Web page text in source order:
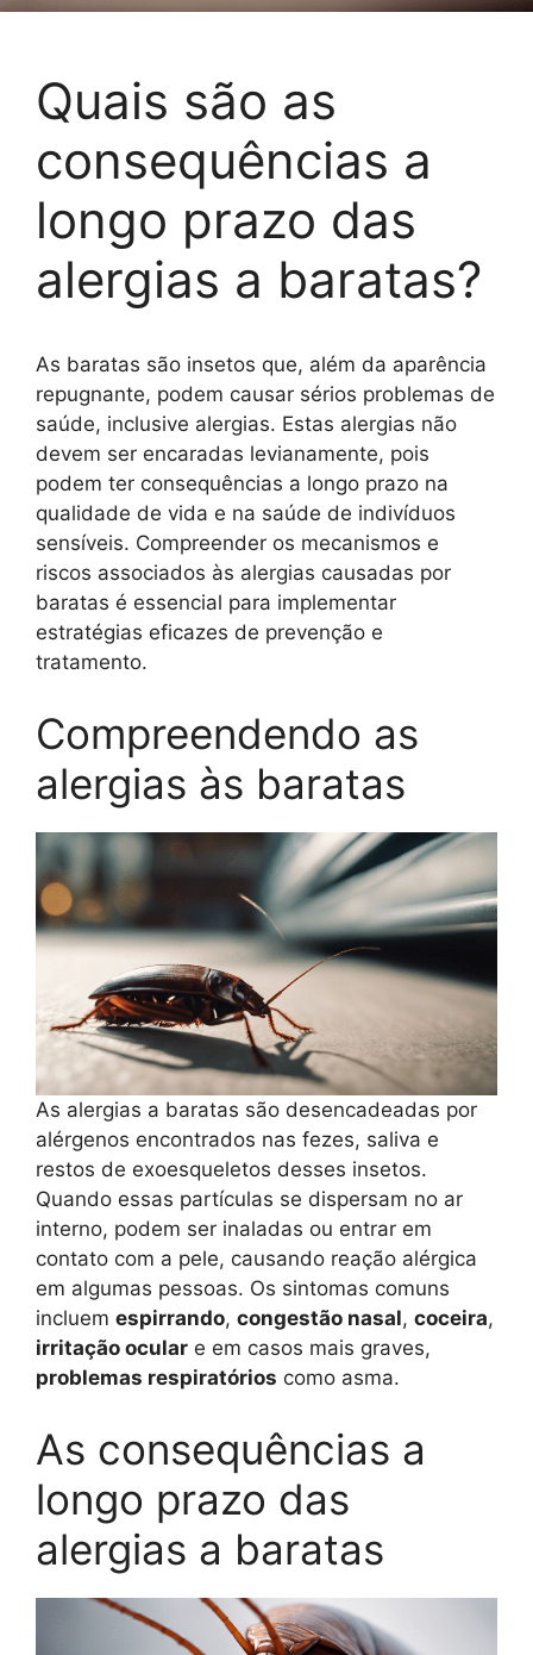
Quais são as
consequências a
longo prazo das
alergias a baratas?
As baratas são insetos que, além da aparência
repugnante, podem causar sérios problemas de
saúde, inclusive alergias. Estas alergias não
devem ser encaradas levianamente, pois
podem ter consequências a longo prazo na
qualidade de vida e na saúde de indivíduos
sensíveis. Compreender os mecanismos e
riscos associados às alergias causadas por
baratas é essencial para implementar
estratégias eficazes de prevenção e
tratamento.
Compreendendo as
alergias às baratas
As alergias a baratas são desencadeadas por
alérgenos encontrados nas fezes, saliva e
restos de exoesqueletos desses insetos.
Quando essas partículas se dispersam no ar
interno, podem ser inaladas ou entrar em
contato com a pele, causando reação alérgica
em algumas pessoas. Os sintomas comuns
incluem espirrando, congestão nasal, coceira,
irritação ocular e em casos mais graves,
problemas respiratórios como asma.
As consequências a
longo prazo das
alergias a baratas